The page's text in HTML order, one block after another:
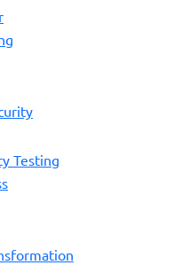
Testing